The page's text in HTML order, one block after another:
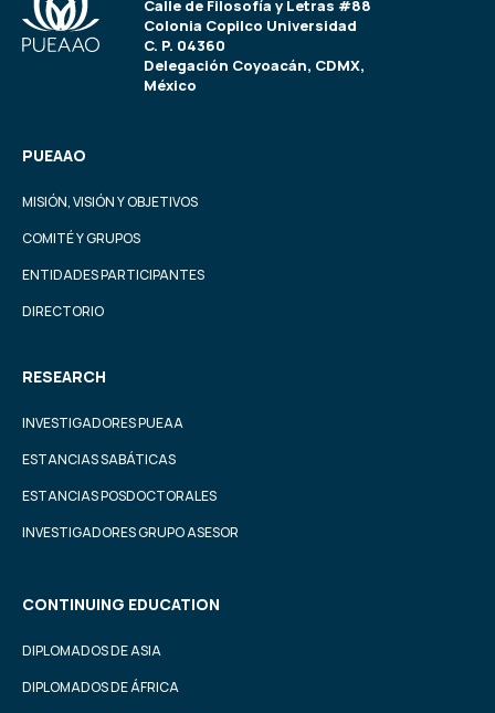
Calle de Filosofía y Letras #88
Colonia Copilco Universidad
C. P. 04360
Delegación Coyoacán, CDMX,
México
PUEAAO
MISIÓN, VISIÓN Y OBJETIVOS
COMITÉ Y GRUPOS
ENTIDADES PARTICIPANTES
DIRECTORIO
RESEARCH
INVESTIGADORES PUEAA
ESTANCIAS SABÁTICAS
ESTANCIAS POSDOCTORALES
INVESTIGADORES GRUPO ASESOR
CONTINUING EDUCATION
DIPLOMADOS DE ASIA
DIPLOMADOS DE ÁFRICA